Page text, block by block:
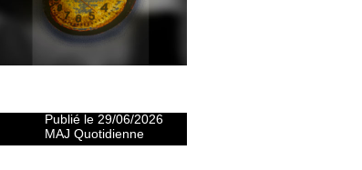
Publié le 29/06/2026
MAJ Quotidienne